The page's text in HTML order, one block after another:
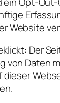
Website
Der
von Daten
dieser